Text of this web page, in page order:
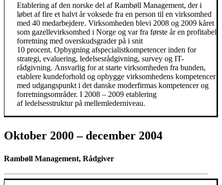
Etablering af den norske del af Rambøll Management, der i
løbet af fire et halvt år voksede fra en person til en virksomhed
med 40 medarbejdere. Virksomheden blevi 2008 og 2009 kåret
som gazellevirksomhed i Norge og var fra første år en profitabel
forretning med overskudsgrader på i snit
10 procent. Opbygning afspecialistkompetencer inden for
strategi, evaluering, ledelsesrådgivning, survey og IT-
rådgivning. Ansvarlig for at starte virksomheden fra bunden,
etablere kundeforhold og opbygge virksomhedens kompetencer
med udgangspunkt i det danske moderfirmas kompetencer og
forretningsområder. I 2008 – 2009 etablering
af ledelsesstruktur på mellemlederniveau.
Oktober 2000 – december 2004
Rambøll Management, Rådgiver